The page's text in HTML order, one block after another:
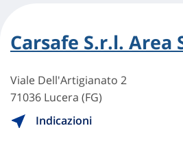
Carsafe S.r.l. Area
Viale Dell'Artigianato 2
71036 Lucera (FG)
Indicazioni